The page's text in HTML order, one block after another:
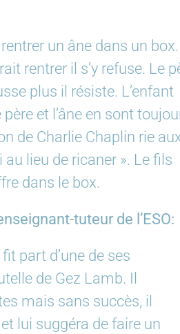
un âne dans un
rentrer il s’y refuse. Le
plus il résiste. L’enfant
et l’âne en sont
de Charlie Chaplin rie
lieu de ricaner ». Le fils
dans le box.
tuteur de l’ESO:
part d’une de ses
de Gez Lamb. Il
mais sans succès, il
lui suggéra de faire un